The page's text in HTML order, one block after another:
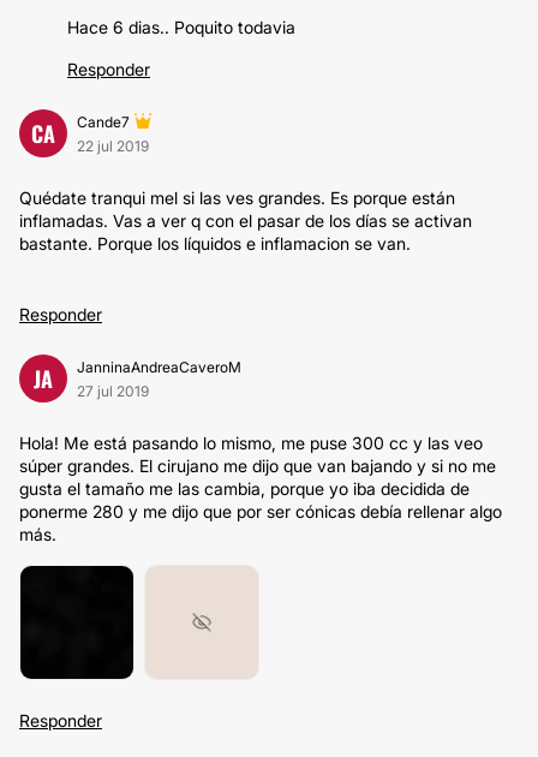
Hace 6 dias.. Poquito todavia
Responder
CA
Cande7
22 jul 2019
Quédate tranqui mel si las ves grandes. Es porque están
inflamadas. Vas a ver q con el pasar de los días se activan
bastante. Porque los líquidos e inflamacion se van.
Responder
JA
JanninaAndreaCaveroM
27 jul 2019
Hola! Me está pasando lo mismo, me puse 300 cc y las veo
súper grandes. El cirujano me dijo que van bajando y si no me
gusta el tamaño me las cambia, porque yo iba decidida de
ponerme 280 y me dijo que por ser cónicas debía rellenar algo
más.
Responder